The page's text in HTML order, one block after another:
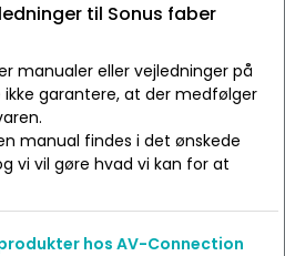
til Sonus faber
manualer eller vejledninger på
garantere, at der medfølger
manual findes i det ønskede
vi vil gøre hvad vi kan for at
hos AV-Connection